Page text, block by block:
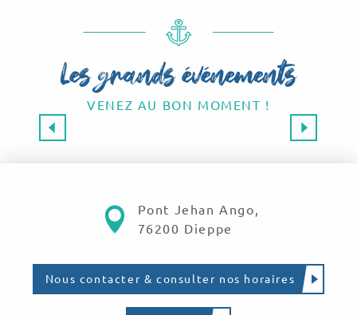
Les grands événements
VENEZ AU BON MOMENT !
Pont Jehan Ango,
76200 Dieppe
Nous contacter & consulter nos horaires